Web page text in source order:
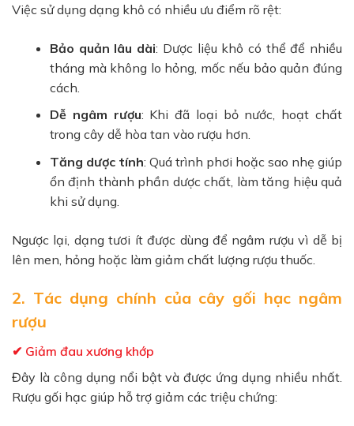
Việc sử dụng dạng khô có nhiều ưu điểm rõ rệt:
Bảo quản lâu dài: Dược liệu khô có thể để nhiều
tháng mà không lo hỏng, mốc nếu bảo quản đúng
cách.
Dễ ngâm rượu: Khi đã loại bỏ nước, hoạt chất
trong cây dễ hòa tan vào rượu hơn.
Tăng dược tính: Quá trình phơi hoặc sao nhẹ giúp
ổn định thành phần dược chất, làm tăng hiệu quả
khi sử dụng.
Ngược lại, dạng tươi ít được dùng để ngâm rượu vì dễ bị
lên men, hỏng hoặc làm giảm chất lượng rượu thuốc.
2. Tác dụng chính của cây gối hạc ngâm
rượu
✔ Giảm đau xương khớp
Đây là công dụng nổi bật và được ứng dụng nhiều nhất.
Rượu gối hạc giúp hỗ trợ giảm các triệu chứng: